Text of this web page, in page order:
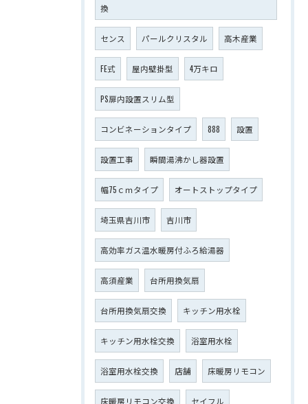
換
センス パールクリスタル 高木産業
FE式 屋内壁掛型 4万キロ
PS扉内設置スリム型
コンビネーションタイプ 888 設置
設置工事 瞬間湯沸かし器設置
幅75ｃｍタイプ オートストップタイプ
埼玉県吉川市 吉川市
高効率ガス温水暖房付ふろ給湯器
高須産業 台所用換気扇
台所用換気扇交換 キッチン用水栓
キッチン用水栓交換 浴室用水栓
浴室用水栓交換 店舗 床暖房リモコン
床暖房リモコン交換 セイフル